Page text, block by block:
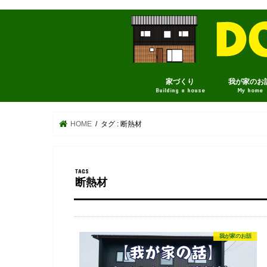
家づくり
Building a house
我が家のお
My home
HOME タグ : 断熱材
断熱材
我が家のお話